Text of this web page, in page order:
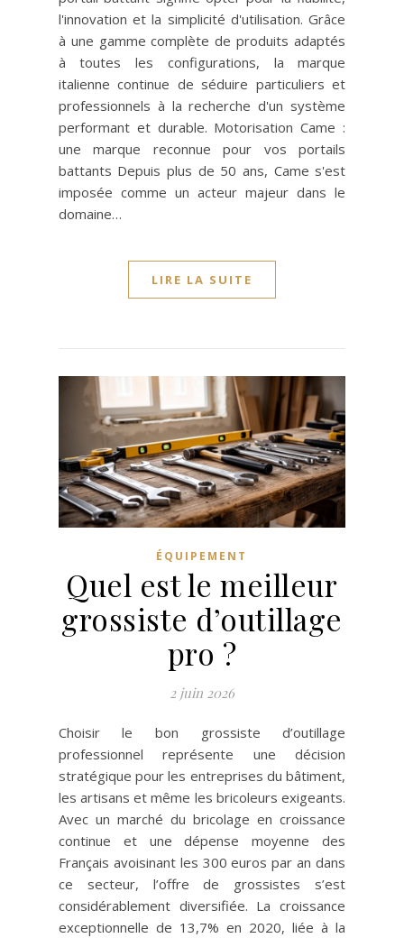
l'innovation et la simplicité d'utilisation. Grâce
à une gamme complète de produits adaptés
à toutes les configurations, la marque
italienne continue de séduire particuliers et
professionnels à la recherche d'un système
performant et durable. Motorisation Came :
une marque reconnue pour vos portails
battants Depuis plus de 50 ans, Came s'est
imposée comme un acteur majeur dans le
domaine…
LIRE LA SUITE
ÉQUIPEMENT
Quel est le meilleur
grossiste d’outillage
pro ?
2 juin 2026
Choisir le bon grossiste d’outillage
professionnel représente une décision
stratégique pour les entreprises du bâtiment,
les artisans et même les bricoleurs exigeants.
Avec un marché du bricolage en croissance
continue et une dépense moyenne des
Français avoisinant les 300 euros par an dans
ce secteur, l’offre de grossistes s’est
considérablement diversifiée. La croissance
exceptionnelle de 13,7% en 2020, liée à la